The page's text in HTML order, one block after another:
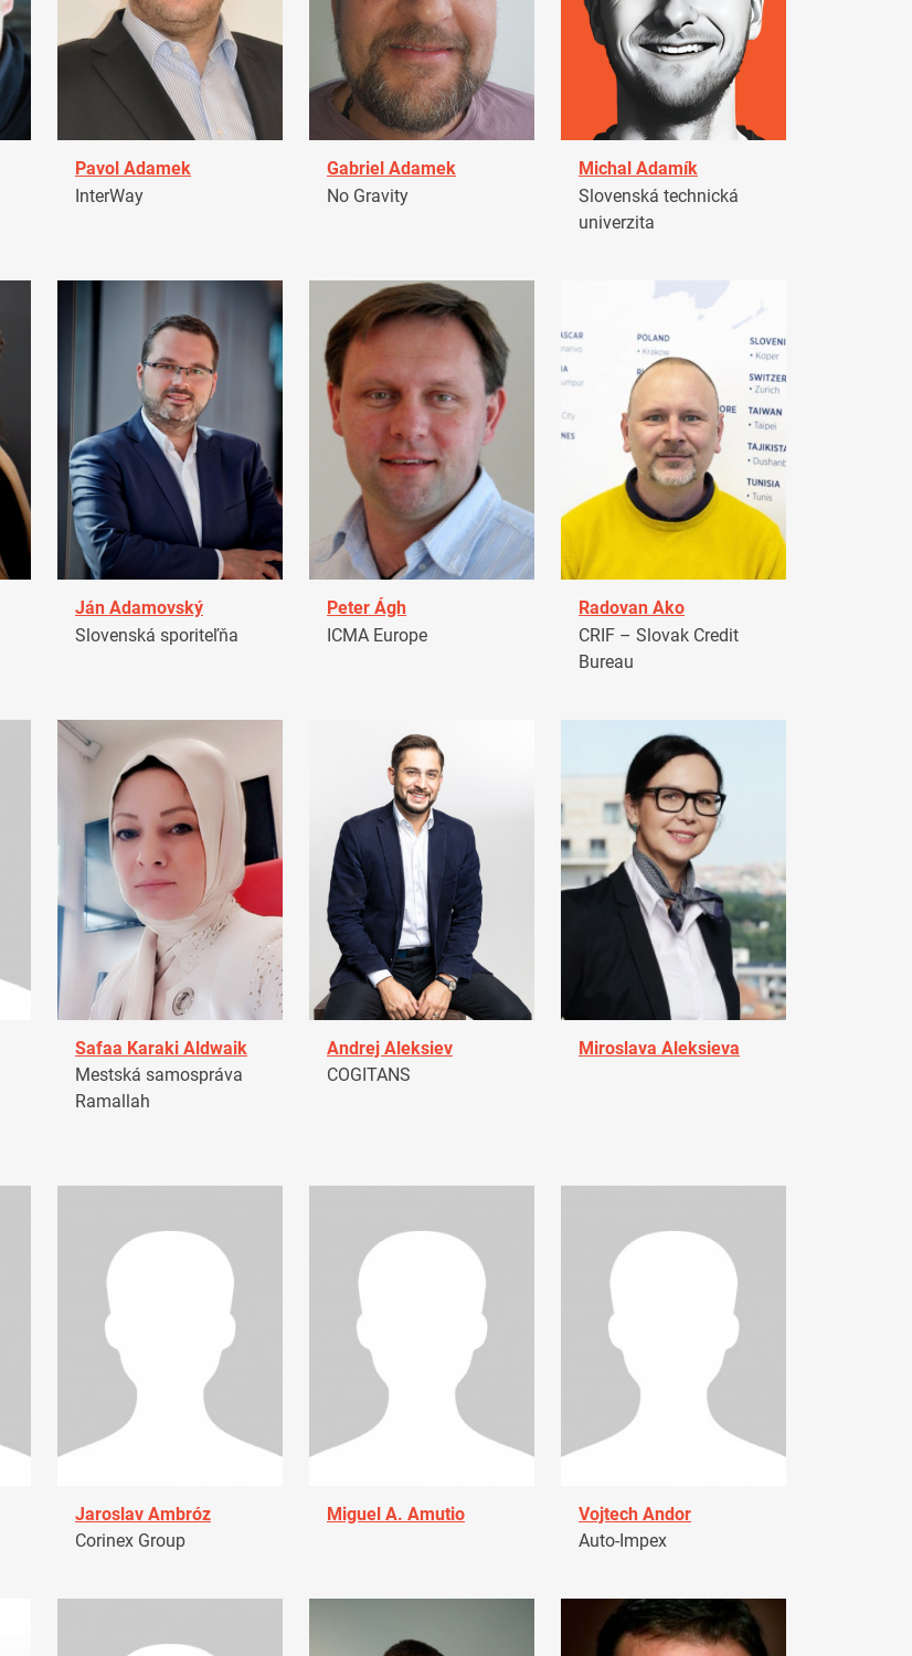
Pavol Adamek
InterWay
Gabriel Adamek
No Gravity
Michal Adamík
Slovenská technická
univerzita
Ján Adamovský
Slovenská sporiteľňa
Peter Ágh
ICMA Europe
Radovan Ako
CRIF – Slovak Credit
Bureau
Safaa Karaki Aldwaik
Mestská samospráva
Ramallah
Andrej Aleksiev
COGITANS
Miroslava Aleksieva
Jaroslav Ambróz
Corinex Group
Miguel A. Amutio
Vojtech Andor
Auto-Impex